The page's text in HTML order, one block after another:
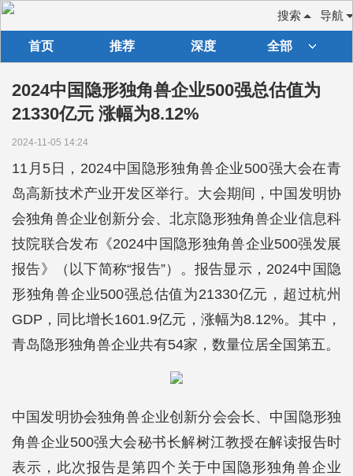
导航
搜索
首页 推荐 深度 全部
2024中国隐形独角兽企业500强总估值为
21330亿元 涨幅为8.12%
2024-11-05 14:24
11月5日，2024中国隐形独角兽企业500强大会在青
岛高新技术产业开发区举行。大会期间，中国发明协
会独角兽企业创新分会、北京隐形独角兽企业信息科
技院联合发布《2024中国隐形独角兽企业500强发展
报告》（以下简称“报告”）。报告显示，2024中国隐
形独角兽企业500强总估值为21330亿元，超过杭州
GDP，同比增长1601.9亿元，涨幅为8.12%。其中，
青岛隐形独角兽企业共有54家，数量位居全国第五。
中国发明协会独角兽企业创新分会会长、中国隐形独
角兽企业500强大会秘书长解树江教授在解读报告时
表示，此次报告是第四个关于中国隐形独角兽企业